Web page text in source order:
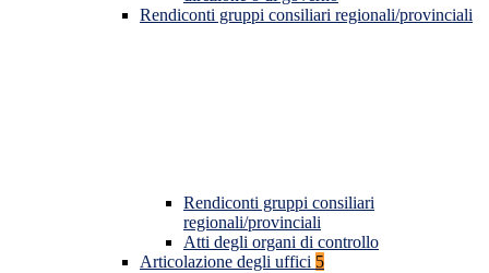
Rendiconti gruppi consiliari regionali/provinciali
Rendiconti gruppi consiliari
regionali/provinciali
Atti degli organi di controllo
Articolazione degli uffici 5